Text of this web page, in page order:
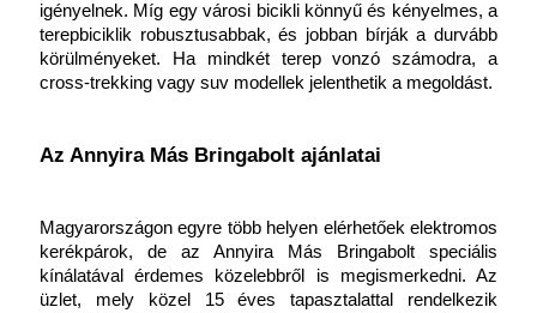
igényelnek. Míg egy városi bicikli könnyű és kényelmes, a
terepbiciklik robusztusabbak, és jobban bírják a durvább
körülményeket. Ha mindkét terep vonzó számodra, a
cross-trekking vagy suv modellek jelenthetik a megoldást.
Az Annyira Más Bringabolt ajánlatai
Magyarországon egyre több helyen elérhetőek elektromos
kerékpárok, de az Annyira Más Bringabolt speciális
kínálatával érdemes közelebbről is megismerkedni. Az
üzlet, mely közel 15 éves tapasztalattal rendelkezik